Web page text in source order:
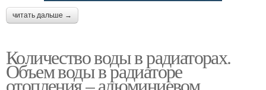
читать дальше →
Количество воды в радиаторах.
Объем воды в радиаторе
отопления – алюминиевом,